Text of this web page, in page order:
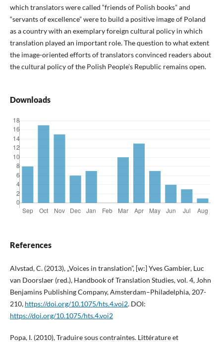
which translators were called “friends of Polish books” and
“servants of excellence” were to build a positive image of Poland
as a country with an exemplary foreign cultural policy in which
translation played an important role. The question to what extent
the image-oriented efforts of translators convinced readers about
the cultural policy of the Polish People’s Republic remains open.
Downloads
References
Alvstad, C. (2013), „Voices in translation”, [w:] Yves Gambier, Luc
van Doorslaer (red.), Handbook of Translation Studies, vol. 4, John
Benjamins Publishing Company, Amsterdam–Philadelphia, 207-
210, https://doi.org/10.1075/hts.4.voi2. DOI:
https://doi.org/10.1075/hts.4.voi2
Popa, I. (2010), Traduire sous contraintes. Littérature et